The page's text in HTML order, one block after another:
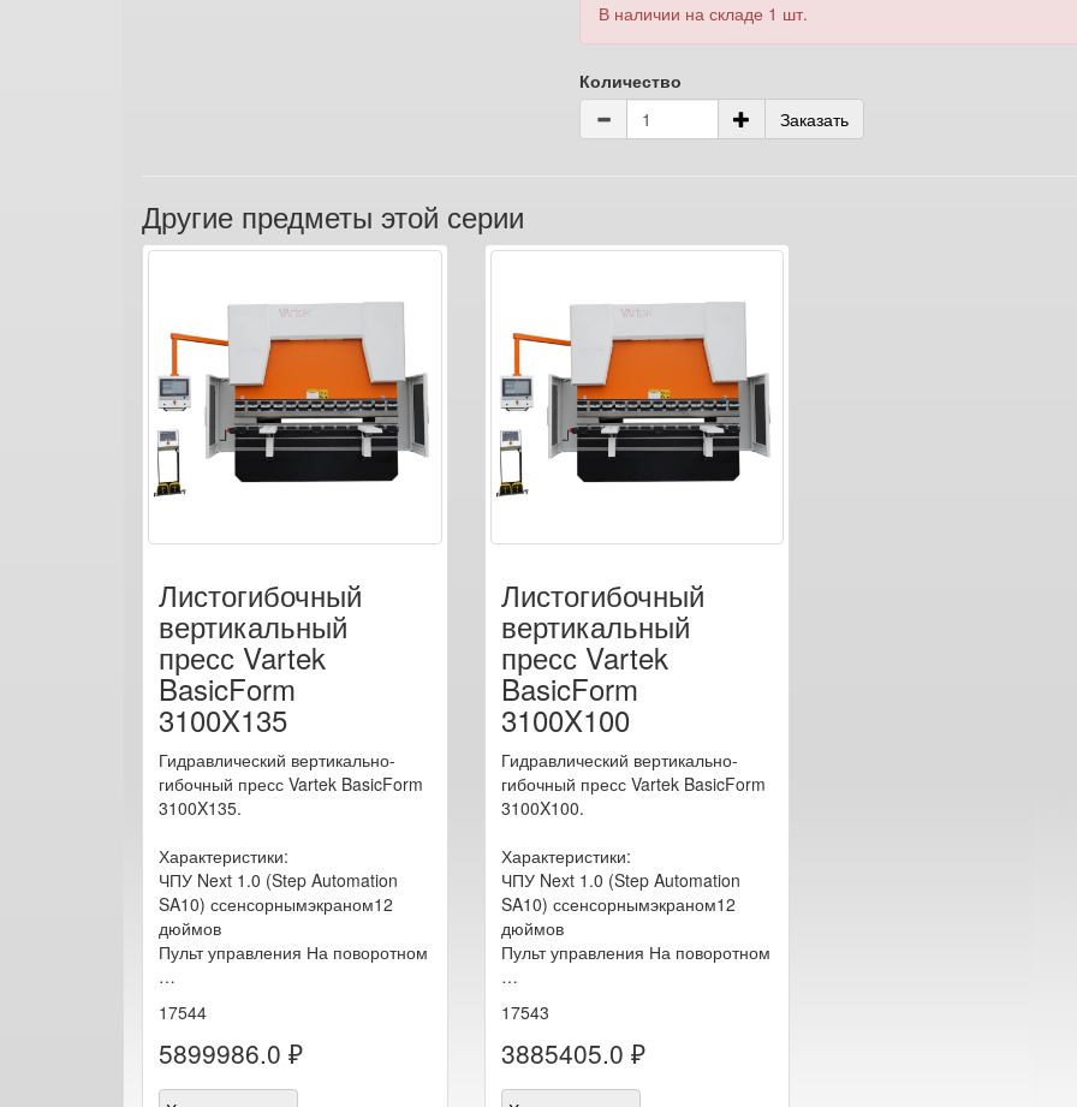
В наличии на складе 1 шт.
Количество
Заказать
Другие предметы этой серии
Листогибочный
вертикальный
пресс Vartek
BasicForm
3100X135
Гидравлический вертикально-
гибочный пресс Vartek BasicForm
3100X135.
Характеристики:
ЧПУ Next 1.0 (Step Automation
SA10) ссенсорнымэкраном12
дюймов
Пульт управления На поворотном
…
17544
5899986.0 ₽
Листогибочный
вертикальный
пресс Vartek
BasicForm
3100X100
Гидравлический вертикально-
гибочный пресс Vartek BasicForm
3100X100.
Характеристики:
ЧПУ Next 1.0 (Step Automation
SA10) ссенсорнымэкраном12
дюймов
Пульт управления На поворотном
…
17543
3885405.0 ₽